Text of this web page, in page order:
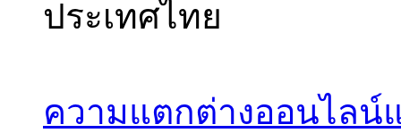
ประเทศไทย
ความแตกต่างออนไลน์